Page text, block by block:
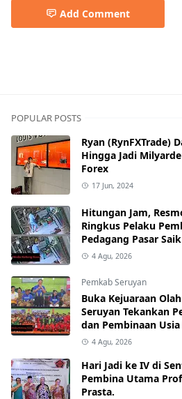
Add Comment
POPULAR POSTS
Ryan (RynFXTrade)
Hingga Jadi
Forex
17 Jun, 2024
Hitungan Jam,
Ringkus Pelaku
Pedagang Pasar Saik
4 Agu, 2026
Pemkab Seruyan
Buka Kejuaraan
Seruyan Tekankan
dan Pembinaan
4 Agu, 2026
Hari Jadi ke IV di
Pembina Utama
Prasta.